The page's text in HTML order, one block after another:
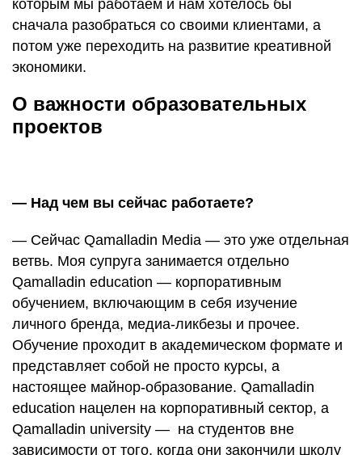
которым мы работаем и нам хотелось бы
сначала разобраться со своими клиентами, а
потом уже переходить на развитие креативной
экономики.
О важности образовательных
проектов
— Над чем вы сейчас работаете?
— Сейчас Qamalladin Media — это уже отдельная
ветвь. Моя супруга занимается отдельно
Qamalladin education — корпоративным
обучением, включающим в себя изучение
личного бренда, медиа-ликбезы и прочее.
Обучение проходит в академическом формате и
представляет собой не просто курсы, а
настоящее майнор-образование. Qamalladin
education нацелен на корпоративный сектор, а
Qamalladin university — на студентов вне
зависимости от того, когда они закончили школу